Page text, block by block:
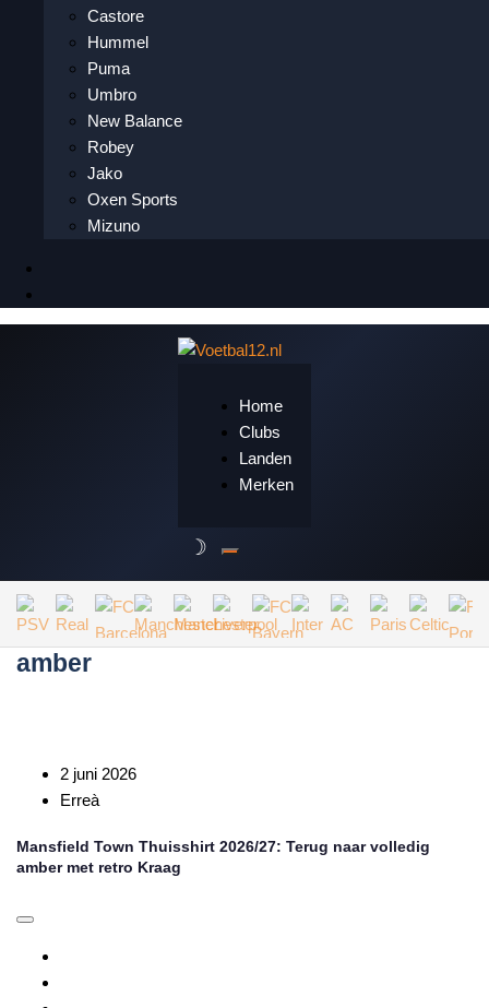
Castore
Hummel
Puma
Umbro
New Balance
Robey
Jako
Oxen Sports
Mizuno
Home
Clubs
Landen
Merken
amber
2 juni 2026
Erreà
Mansfield Town Thuisshirt 2026/27: Terug naar volledig
amber met retro Kraag